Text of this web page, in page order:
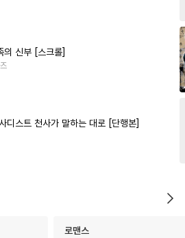
의 신부 [스크롤]
디스트 천사가 말하는 대로 [단행본]
로맨스